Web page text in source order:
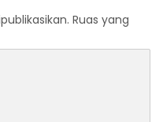
Ruas yang